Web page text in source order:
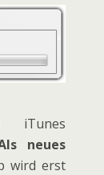
iTunes
neues
wird erst